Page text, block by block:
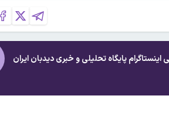
پایگاه تحلیلی و خبریدیدبان ایران